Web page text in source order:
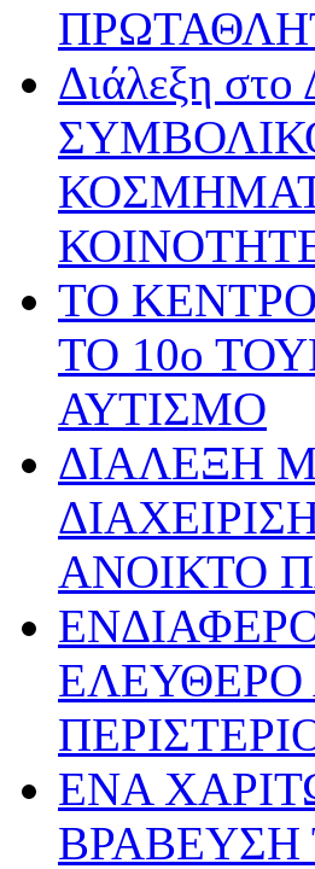
Διάλεξη
ΤΟ
ΤΟ 10ο
ΑΥΤΙΣΜΟ
ΔΙΑΛΕΞΗ
ΑΝΟΙΚΤΟ
ΕΛΕΥΘΕΡΟ
ΕΝΑ
ΒΡΑΒΕΥΣΗ